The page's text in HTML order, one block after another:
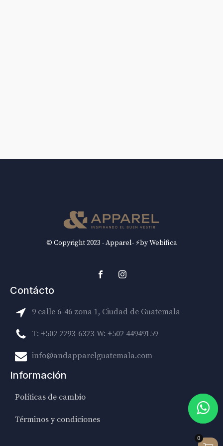
© Copyright 2023 - Apparel- ⚡by Webifica
Contácto
9 calle 6-46 zona 1, Ciudad de Guatemala
T: +502 2293-6323 W: +502 44949159
info@andapparelguatemala.com
Información
Políticas de cambio
Términos y condiciones
0